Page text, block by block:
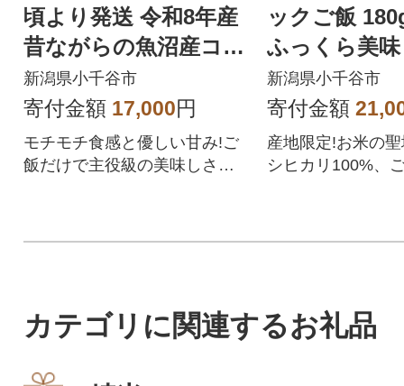
頃より発送 令和8年産
昔ながらの魚沼産コシ
ヒカリ 従来品種 精米
5kg
新潟県小千谷市
寄付金額 17,000円
モチモチ食感と優しい甘み!ご
飯だけで主役級の美味しさの
ックご飯
ふっくら美
かの
新潟県小千谷市
寄付金額
産地限定!お米の
シヒカリ100%、
カテゴリに関連するお礼品